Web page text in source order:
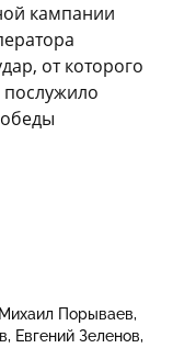
кампании
от которого
послужило
Михаил Порываев
Евгений Зеленов